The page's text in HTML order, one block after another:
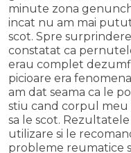
minute zona
incat nu am mai
scot. Spre
constatat ca
erau complet
picioare era
am dat seama ca le
stiu cand corpul meu
sa le scot.
utilizare si le
probleme reumatice